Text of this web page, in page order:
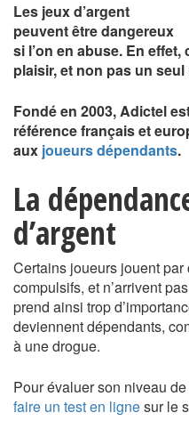
Les jeux d’argent
peuvent être dangereux
si l’on en abuse. En
plaisir, et non pas un
Fondé en 2003, Adictel
référence français et
aux joueurs dépendants.
La
d’argent
Certains joueurs jouent
compulsifs, et n’arrivent
prend ainsi trop
deviennent dépendants,
à une drogue.
Pour évaluer son niveau
faire un test en lignesur le